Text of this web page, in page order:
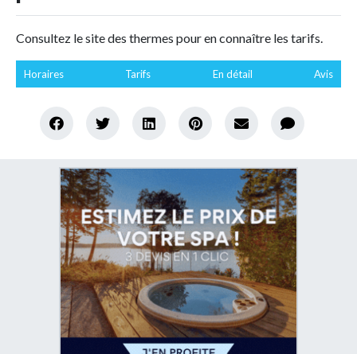
Consultez le site des thermes pour en connaître les tarifs.
Horaires Tarifs En détail Avis